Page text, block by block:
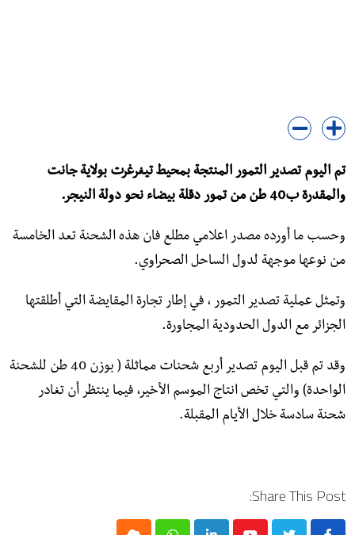
تم اليوم تصدير التمور المنتجة بمحيط تيغرغرت بولاية جانت
والمقدرة ب40 طن من تمور دقلة بيضاء نحو دولة النيجر.
وحسب ما أورده مصدر اعلامي مطلع فان هذه الشحنة تعد الخامسة
من نوعها موجهة لدول الساحل الصحراوي.
وتمثل عملية تصدير التمور ، في إطار تجارة المقايضة التي أطلقتها
الجزائر مع الدول الحدودية المجاورة.
وقد تم قبل اليوم تصدير أربع شحنات مماثلة ( بوزن 40 طن للشحنة
الواحدة) والتي تخص انتاج الموسم الأخير، فيما ينتظر أن تغادر
شحنة سادسة خلال الأيام المقبلة.
Share This Post: